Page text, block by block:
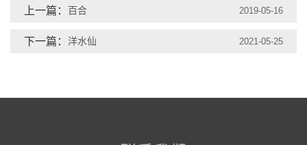
上一篇： 百合 2019-05-16
下一篇： 洋水仙 2021-05-25